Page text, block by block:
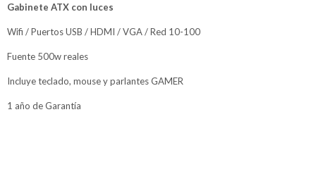
Gabinete ATX con luces
Wifi / Puertos USB / HDMI / VGA / Red 10-100
Fuente 500w reales
Incluye teclado, mouse y parlantes GAMER
1 año de Garantía